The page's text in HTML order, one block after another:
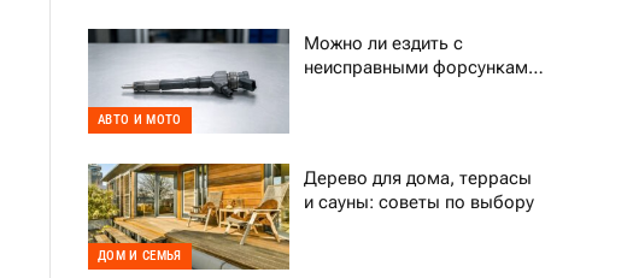
АВТО И МОТО
Можно ли ездить с
неисправными форсунками
ДОМ И СЕМЬЯ
Дерево для дома, террасы
и сауны: советы по выбору